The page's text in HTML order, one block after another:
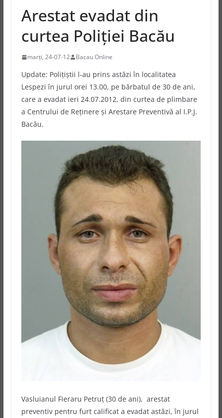
Arestat evadat din
curtea Poliţiei Bacău
marți, 24-07-12 Bacau Online
Update: Polițiștii l-au prins astăzi în localitatea
Lespezi în jurul orei 13.00, pe bărbatul de 30 de ani,
care a evadat ieri 24.07.2012, din curtea de plimbare
a Centrului de Reținere și Arestare Preventivă al I.P.J.
Bacău.
Vasluianul Fieraru Petruţ (30 de ani), arestat
preventiv pentru furt calificat a evadat astăzi, în jurul